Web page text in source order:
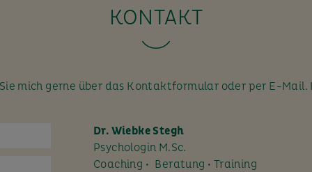
KONTAKT
mich gerne über das Kontaktformular oder per E-Mail.
Dr. Wiebke Stegh
Psychologin M.Sc.
Coaching • Beratung • Training